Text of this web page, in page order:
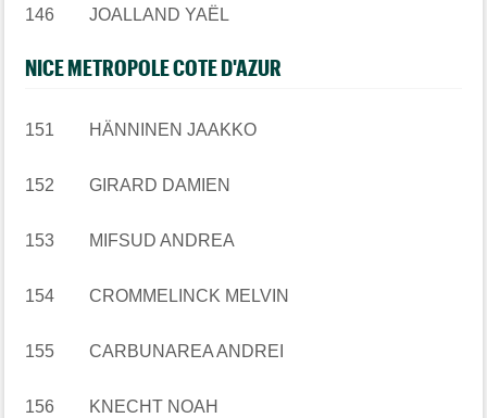
146 JOALLAND YAËL
NICE METROPOLE COTE D'AZUR
151 HÄNNINEN JAAKKO
152 GIRARD DAMIEN
153 MIFSUD ANDREA
154 CROMMELINCK MELVIN
155 CARBUNAREA ANDREI
156 KNECHT NOAH